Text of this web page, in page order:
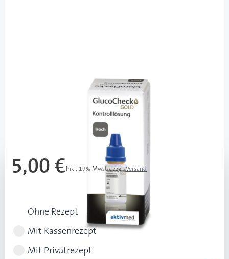
PZN: 11864904 / Diashop.de Kat.-Nr.112433
Lieferzeit 3-7 Werktage
5,00 €Inkl. 19% Mwst.,zzgl.Versand
Ohne Rezept
Mit Kassenrezept
Mit Privatrezept